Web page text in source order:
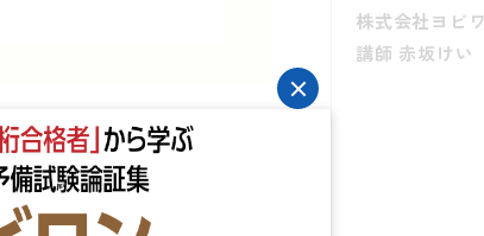
株式会社ヨビ
講師 赤坂けい